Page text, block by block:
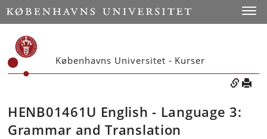
Københavns Universitet - Kurser
HENB01461U English - Language 3:
Grammar and Translation